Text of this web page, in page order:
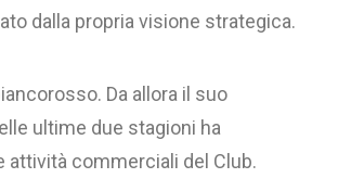
dalla propria visione strategica.
Da allora il suo
ultime due stagioni ha
attività commerciali del Club.